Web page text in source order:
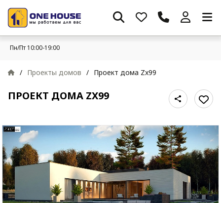
Пн/Пт 10:00-19:00
/ Проекты домов / Проект дома Zx99
ПРОЕКТ ДОМА ZX99